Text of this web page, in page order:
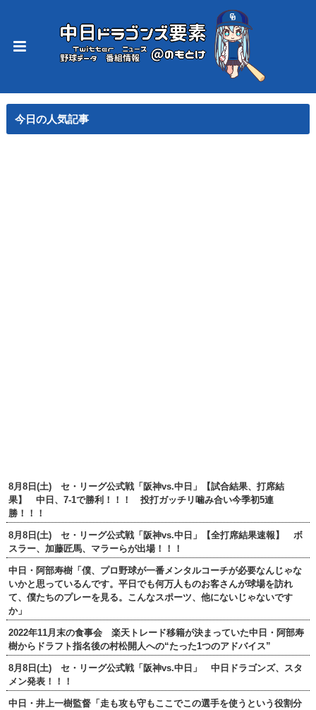
今日の人気記事
8月8日(土) セ・リーグ公式戦「阪神vs.中日」【試合結果、打席結
果】 中日、7-1で勝利！！！ 投打ガッチリ噛み合い今季初5連
勝！！！
8月8日(土) セ・リーグ公式戦「阪神vs.中日」【全打席結果速報】 ボ
スラー、加藤匠馬、マラーらが出場！！！
中日・阿部寿樹「僕、プロ野球が一番メンタルコーチが必要なんじゃな
いかと思っているんです。平日でも何万人ものお客さんが球場を訪れ
て、僕たちのプレーを見る。こんなスポーツ、他にないじゃないです
か」
2022年11月末の食事会 楽天トレード移籍が決まっていた中日・阿部寿
樹からドラフト指名後の村松開人への“たった1つのアドバイス”
8月8日(土) セ・リーグ公式戦「阪神vs.中日」 中日ドラゴンズ、スタ
メン発表！！！
中日・井上一樹監督「走も攻も守もここでこの選手を使うという役割分